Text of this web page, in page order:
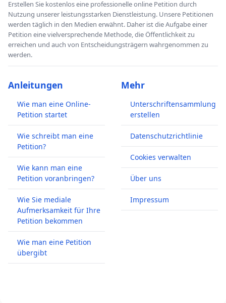
Erstellen Sie kostenlos eine professionelle online Petition durch
Nutzung unserer leistungsstarken Dienstleistung. Unsere Petitionen
werden täglich in den Medien erwähnt. Daher ist die Aufgabe einer
Petition eine vielversprechende Methode, die Öffentlichkeit zu
erreichen und auch von Entscheidungsträgern wahrgenommen zu
werden.
Anleitungen
Wie man eine Online-
Petition startet
Wie schreibt man eine
Petition?
Wie kann man eine
Petition voranbringen?
Wie Sie mediale
Aufmerksamkeit für Ihre
Petition bekommen
Wie man eine Petition
übergibt
Mehr
Unterschriftensammlung
erstellen
Datenschutzrichtlinie
Cookies verwalten
Über uns
Impressum